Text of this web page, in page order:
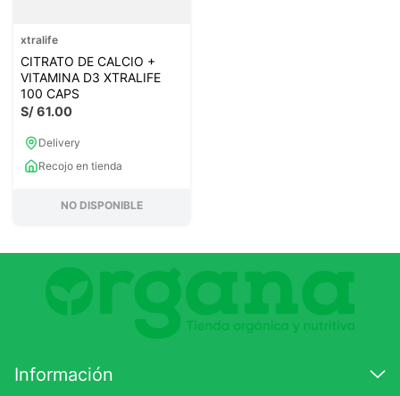
xtralife
CITRATO DE CALCIO +
VITAMINA D3 XTRALIFE
100 CAPS
S/61.00
Delivery
Recojo en tienda
NO DISPONIBLE
Información